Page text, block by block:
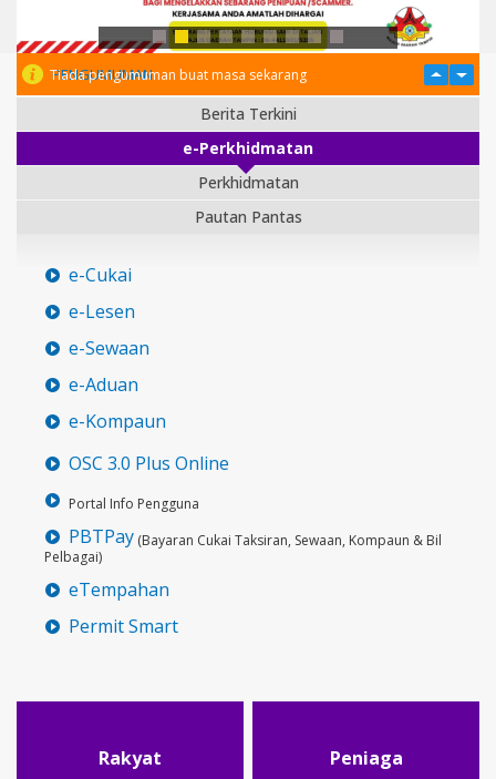
PENGUMUMAN
Tiada pengumuman buat masa sekarang
Berita Terkini
e-Perkhidmatan
Perkhidmatan
Pautan Pantas
e-Cukai
e-Lesen
e-Sewaan
e-Aduan
e-Kompaun
OSC 3.0 Plus Online
Portal Info Pengguna
PBTPay (Bayaran Cukai Taksiran, Sewaan, Kompaun & Bil
Pelbagai)
eTempahan
Permit Smart
Rakyat Peniaga